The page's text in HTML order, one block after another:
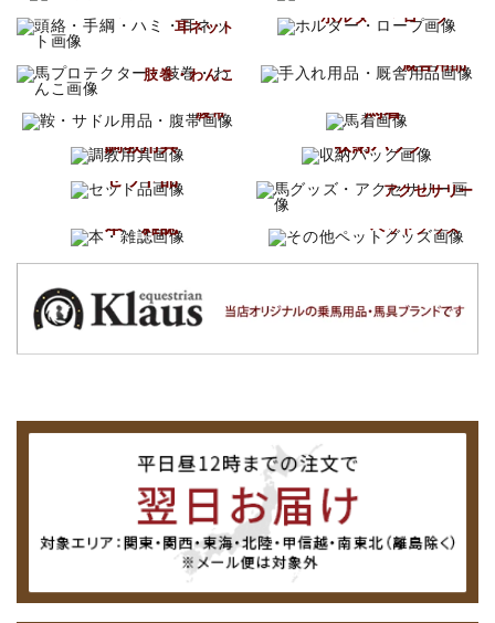
meeting_room ログイン person
耳ネット
ホルター・ロープ
肢巻・わんこ
厩舎用品
腹帯
馬着
調教用具
収納バッグ
セット品
アクセサリー
本・雑誌
ペットグッズ